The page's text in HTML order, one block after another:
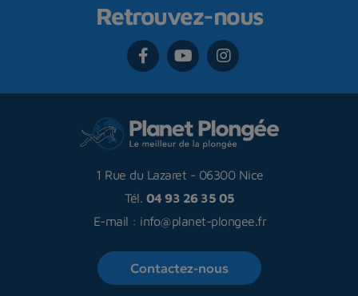
Retrouvez-nous
1 Rue du Lazaret - 06300 Nice
Tél. 04 93 26 35 05
E-mail : info@planet-plongee.fr
Contactez-nous